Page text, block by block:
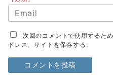
次回のコメントで使用するた
ドレス、サイトを保存する。